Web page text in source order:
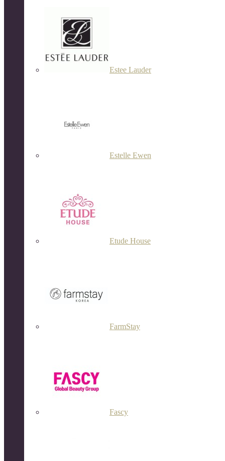
Estee Lauder
Estelle Ewen
Etude House
FarmStay
Fascy